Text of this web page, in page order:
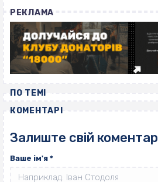
РЕКЛАМА
ПО ТЕМІ
КОМЕНТАРІ
Залиште свій коментар
Ваше ім'я *